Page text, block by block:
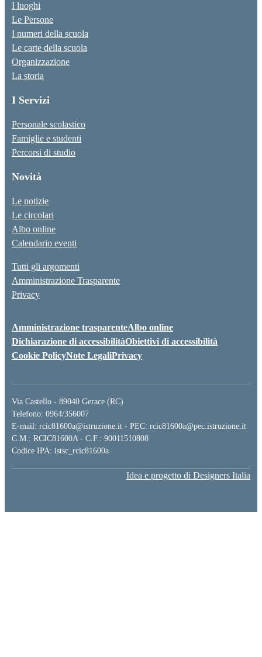
I luoghi
Le Persone
I numeri della scuola
Le carte della scuola
Organizzazione
La storia
I Servizi
Personale scolastico
Famiglie e studenti
Percorsi di studio
Novità
Le notizie
Le circolari
Albo online
Calendario eventi
Tutti gli argomenti
Amministrazione Trasparente
Privacy
Amministrazione trasparenteAlbo online
Dichiarazione di accessibilitàObiettivi di accessibilità
Cookie PolicyNote LegaliPrivacy
Via Castello - 89040 Gerace (RC)
Telefono: 0964/356007
E-mail: rcic81600a@istruzione.it - PEC: rcic81600a@pec.istruzione.it
C.M.: RCIC81600A - C.F.: 90011510808
Codice IPA: istsc_rcic81600a
Idea e progetto di Designers Italia